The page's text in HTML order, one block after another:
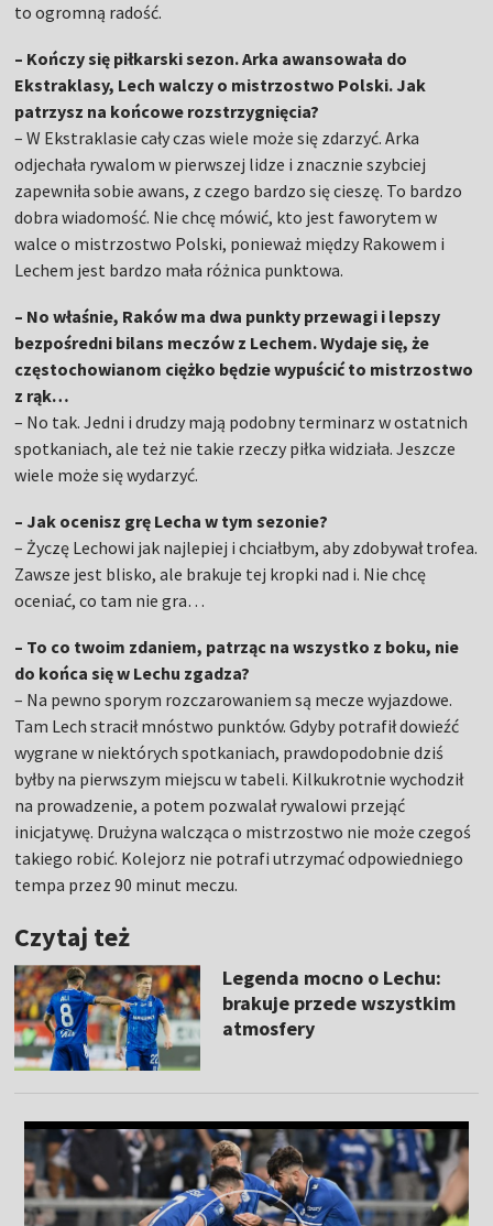
to ogromną radość.
– Kończy się piłkarski sezon. Arka awansowała do
Ekstraklasy, Lech walczy o mistrzostwo Polski. Jak
patrzysz na końcowe rozstrzygnięcia?
– W Ekstraklasie cały czas wiele może się zdarzyć. Arka
odjechała rywalom w pierwszej lidze i znacznie szybciej
zapewniła sobie awans, z czego bardzo się cieszę. To bardzo
dobra wiadomość. Nie chcę mówić, kto jest faworytem w
walce o mistrzostwo Polski, ponieważ między Rakowem i
Lechem jest bardzo mała różnica punktowa.
– No właśnie, Raków ma dwa punkty przewagi i lepszy
bezpośredni bilans meczów z Lechem. Wydaje się, że
częstochowianom ciężko będzie wypuścić to mistrzostwo
z rąk…
– No tak. Jedni i drudzy mają podobny terminarz w ostatnich
spotkaniach, ale też nie takie rzeczy piłka widziała. Jeszcze
wiele może się wydarzyć.
– Jak ocenisz grę Lecha w tym sezonie?
– Życzę Lechowi jak najlepiej i chciałbym, aby zdobywał trofea.
Zawsze jest blisko, ale brakuje tej kropki nad i. Nie chcę
oceniać, co tam nie gra…
– To co twoim zdaniem, patrząc na wszystko z boku, nie
do końca się w Lechu zgadza?
– Na pewno sporym rozczarowaniem są mecze wyjazdowe.
Tam Lech stracił mnóstwo punktów. Gdyby potrafił dowieźć
wygrane w niektórych spotkaniach, prawdopodobnie dziś
byłby na pierwszym miejscu w tabeli. Kilkukrotnie wychodził
na prowadzenie, a potem pozwalał rywalowi przejąć
inicjatywę. Drużyna walcząca o mistrzostwo nie może czegoś
takiego robić. Kolejorz nie potrafi utrzymać odpowiedniego
tempa przez 90 minut meczu.
Czytaj też
Legenda mocno o Lechu:
brakuje przede wszystkim
atmosfery